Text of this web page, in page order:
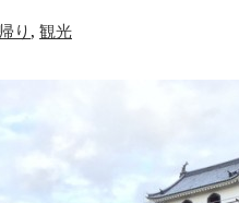
り , 観光